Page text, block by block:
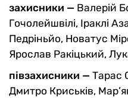
захисники — Валерій
Гочолейшвілі, Іраклі
Педріньйо, Новатус
Ярослав Ракіцький,
півзахисники — Тарас
Дмитро Криськів,